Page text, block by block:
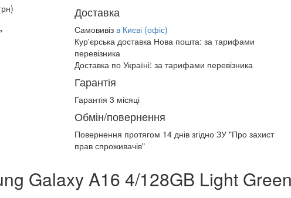
Доставка
Самовивіз в Києві (офіс)
Кур'єрська доставка Нова пошта: за тарифами
перевізника
Доставка по Україні: за тарифами перевізника
Гарантія
Гарантія 3 місяці
Обмін/повернення
Повернення протягом 14 днівзгідно ЗУ "Про захист
прав спроживачів"
Galaxy A16 4/128GB Light